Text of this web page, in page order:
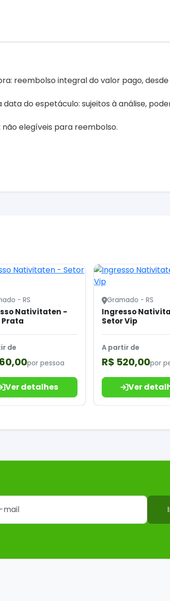
reembolso integral do valor pago, desde
do espetáculo: sujeitos à análise,
elegíveis para reembolso.
- RS
Nativitaten -
Prata
de
por pessoa
Ver detalhes
Gramado - RS
Ingresso
Setor Vip
A partir de
R$ 520,00por
Ver